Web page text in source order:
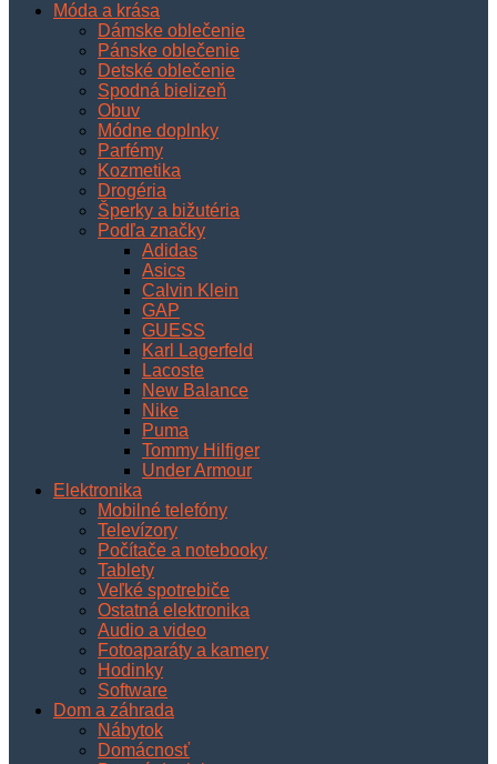
Móda a krása
Dámske oblečenie
Pánske oblečenie
Detské oblečenie
Spodná bielizeň
Obuv
Módne doplnky
Parfémy
Kozmetika
Drogéria
Šperky a bižutéria
Podľa značky
Adidas
Asics
Calvin Klein
GAP
GUESS
Karl Lagerfeld
Lacoste
New Balance
Nike
Puma
Tommy Hilfiger
Under Armour
Elektronika
Mobilné telefóny
Televízory
Počítače a notebooky
Tablety
Veľké spotrebiče
Ostatná elektronika
Audio a video
Fotoaparáty a kamery
Hodinky
Software
Dom a záhrada
Nábytok
Domácnosť